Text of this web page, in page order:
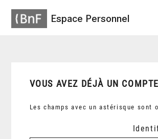
Espace Personnel
VOUS AVEZ DÉJÀ UN
Les champs avec un astérisque sont